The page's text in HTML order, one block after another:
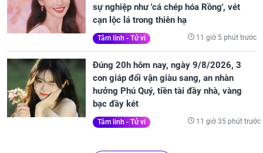
sự nghiệp như 'cá chép hóa Rồng', vét
cạn lộc lá trong thiên hạ
Tâm linh - Tử vi 11 giờ 5 phút trước
Đúng 20h hôm nay, ngày 9/8/2026, 3
con giáp đổi vận giàu sang, an nhàn
hưởng Phú Quý, tiền tài đầy nhà, vàng
bạc đầy két
Tâm linh - Tử vi 11 giờ 35 phút trước